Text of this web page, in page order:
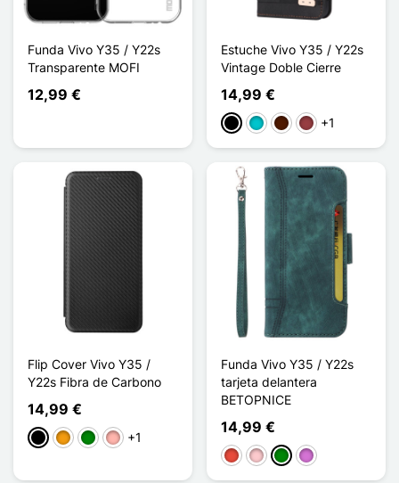
Funda Vivo Y35 / Y22s
Transparente MOFI
12,99 €
Estuche Vivo Y35 / Y22s
Vintage Doble Cierre
14,99 €
NegroTurquesaMarrón oscuro
Rojo oscuro
+1
Flip Cover Vivo Y35 /
Y22s Fibra de Carbono
14,99 €
NegroNaranja
VerdeOro rosa
+1
Funda Vivo Y35 / Y22s
tarjeta delantera
BETOPNICE
14,99 €
RojoRosaVerdeMalva